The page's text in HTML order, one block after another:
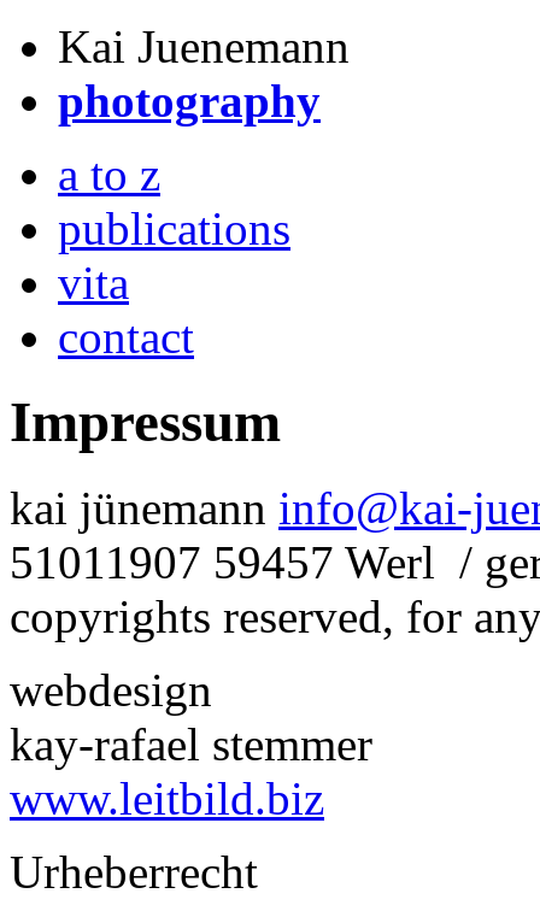
Kai Juenemann
photography
a to z
publications
vita
contact
Impressum
kai jünemann info@kai-
51011907 59457 Werl /
copyrights reserved, for
webdesign
kay-rafael stemmer
www.leitbild.biz
Urheberrecht